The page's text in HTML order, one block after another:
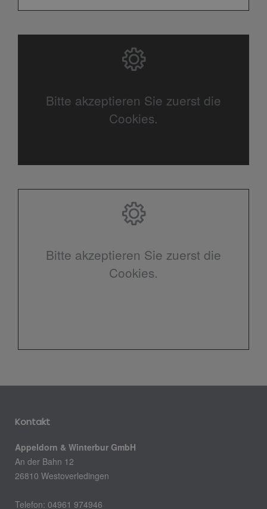
Bitte akzeptieren Sie zuerst die
Cookies.
Bitte akzeptieren Sie zuerst die
Cookies.
Kontakt
Appeldorn & Winterbur GmbH
An der Bahn 12
26810 Westoverledingen
Telefon: 04961 974946